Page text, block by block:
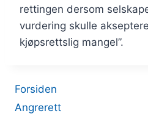
rettingen dersom
vurdering skulle
kjøpsrettslig mangel”.
Forsiden
Angrerett